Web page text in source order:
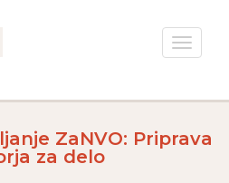
Toggle
ZaNVO: Priprava
za delo